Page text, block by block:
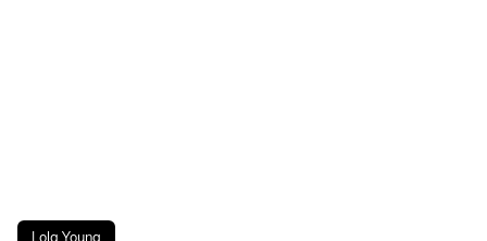
Lola Young